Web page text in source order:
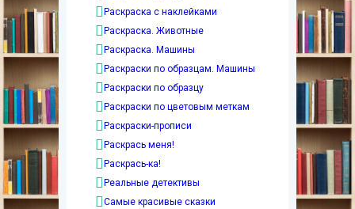
Раскраска с наклейками
Раскраска. Животные
Раскраска. Машины
Раскраски по образцам. Машины
Раскраски по образцу
Раскраски по цветовым меткам
Раскраски-прописи
Раскрась меня!
Раскрась-ка!
Реальные детективы
Самые красивые сказки